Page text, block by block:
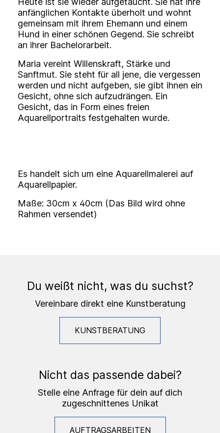
anfänglichen Kontakte überholt und wohnt
gemeinsam mit ihrem Ehemann und einem
Hund in einer schönen Gegend. Sie schreibt
an ihrer Bachelorarbeit.
Maria vereint Willenskraft, Stärke und
Sanftmut. Sie steht für all jene, die vergessen
werden und nicht aufgeben, sie gibt ihnen ein
Gesicht, ohne sich aufzudrängen. Ein
Gesicht, das in Form eines freien
Aquarellportraits festgehalten wurde.
Es handelt sich um eine Aquarellmalerei auf
Aquarellpapier.
Maße: 30cm x 40cm (Das Bild wird ohne
Rahmen versendet)
Du weißt nicht, was du suchst?
Vereinbare direkt eine Kunstberatung
KUNSTBERATUNG
Nicht das passende dabei?
Stelle eine Anfrage für dein auf dich
zugeschnittenes Unikat
AUFTRAGSARBEITEN